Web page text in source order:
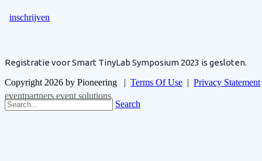
inschrijven
Registratie voor Smart TinyLab Symposium 2023 is gesloten.
Copyright 2026 by Pioneering | Terms Of Use | Privacy Statement
eventpartners event solutions
Search